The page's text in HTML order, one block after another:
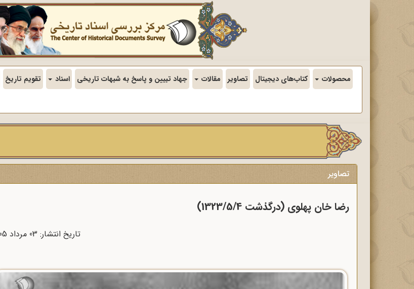
محصولات کتاب‌های دیجیتال تصاویر مقالات جهاد تبیین و پاسخ به شبهات تاریخی اسناد تقویم تاریخ
تصاویر
رضا خان پهلوی (درگذشت 1323/5/4)
تاریخ انتشار: 03 مرداد 1405